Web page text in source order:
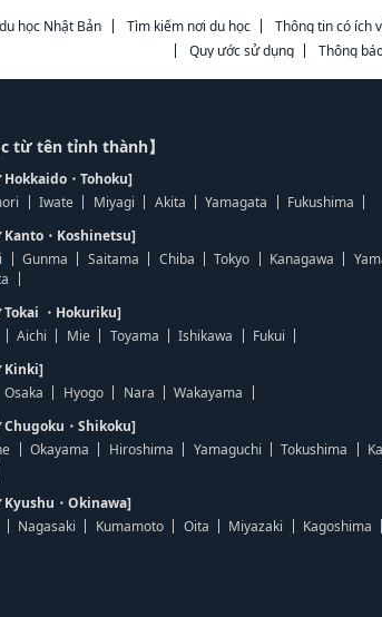
học Nhật Bản Tìm kiếm nơi du học Thông tin có ích
Quy ước sử dụng
Thông
từ tên tỉnh thành】
・Tohoku]
Iwate Miyagi Akita Yamagata
Fukushima
・Koshinetsu]
Gunma Saitama Chiba Tokyo Kanagawa
・Hokuriku]
Aichi Mie Toyama Ishikawa
Fukui
Kinki]
Osaka Hyogo Nara
Wakayama
・Shikoku]
Okayama Hiroshima Yamaguchi Tokushima
・Okinawa]
Nagasaki Kumamoto Oita Miyazaki
Kagoshima